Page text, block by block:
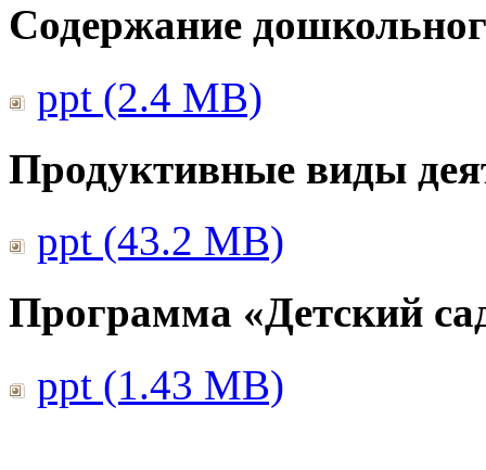
Содержание
ppt (2.4 MB)
Продуктивные виды
ppt (43.2 MB)
Программа «Детский
ppt (1.43 MB)